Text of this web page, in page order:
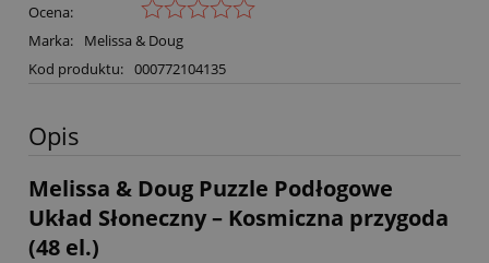
Ocena:
Marka:
Melissa & Doug
Kod produktu: 000772104135
Opis
Melissa & Doug Puzzle Podłogowe
Układ Słoneczny – Kosmiczna przygoda
(48 el.)